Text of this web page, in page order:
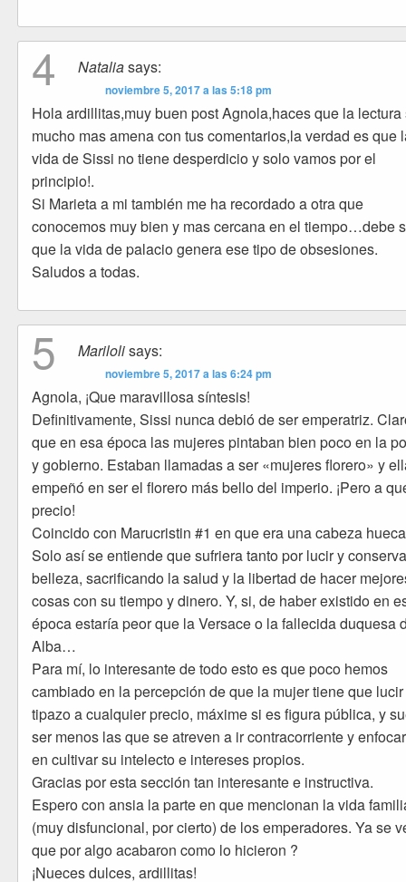
4 Nataliasays:
noviembre 5, 2017 a las 5:18 pm
Hola ardillitas,muy buen post Agnola,haces que la lectura
mucho mas amena con tus comentarios,la verdad es que
vida de Sissi no tiene desperdicio y solo vamos por el
principio!.
Si Marieta a mi también me ha recordado a otra que
conocemos muy bien y mas cercana en el tiempo…debe
que la vida de palacio genera ese tipo de obsesiones.
Saludos a todas.
5 Marilolisays:
noviembre 5, 2017 a las 6:24 pm
Agnola, ¡Que maravillosa síntesis!
Definitivamente, Sissi nunca debió de ser emperatriz.
que en esa época las mujeres pintaban bien poco en la
y gobierno. Estaban llamadas a ser «mujeres florero» y
empeñó en ser el florero más bello del imperio. ¡Pero a
precio!
Coincido con Marucristin #1 en que era una cabeza
Solo así se entiende que sufriera tanto por lucir y
belleza, sacrificando la salud y la libertad de hacer
cosas con su tiempo y dinero. Y, si, de haber existido en
época estaría peor que la Versace o la fallecida duquesa
Alba…
Para mí, lo interesante de todo esto es que poco hemos
cambiado en la percepción de que la mujer tiene que lucir
tipazo a cualquier precio, máxime si es figura pública, y
ser menos las que se atreven a ir contracorriente y
en cultivar su intelecto e intereses propios.
Gracias por esta sección tan interesante e instructiva.
Espero con ansia la parte en que mencionan la vida
(muy disfuncional, por cierto) de los emperadores. Ya se
que por algo acabaron como lo hicieron ?
¡Nueces dulces, ardillitas!